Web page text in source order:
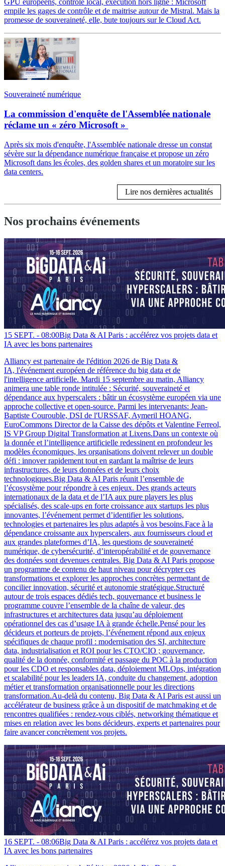
empile les gages de contrôle et de maitrise autour de Mistral. Mais la
promesse de souveraineté, elle, bute toujours sur le Cloud Act.
Souveraineté numérique
La commission d'enquête de l'Assemblée nationale
réclame un « zéro Microsoft »
Après six mois d'enquête, l'Assemblée nationale dresse un constat
sévère sur la dépendance numérique française et propose un zéro
Microsoft dans les écoles, des golden shares et un moratoire sur les
data centers.
Lire nos dernières actualités
Nos prochains événements
15 SEPT. - 08:00Big Data & AI Paris : accélérez vos projets data et
IA avec les bons partenaires
Alliancy est partenaire de l'édition 2026 de Big Data &
IA, l'événement européen de référence du big data et de
l'intelligence artificielle. Mardi 15 septembre au matin, Alliancy
animera une table ronde intitulée : Sécurité, souveraineté et
dépendance aux hyperscalers : bâtir un écosystème européen via une
approche collective et open-source. Parmi les intervenants: Jean-
Baptiste Courouble, DSI de l'URSSAF, Aymeril HOANG,
EuroCommons Director de la Caisse des dépôts et Valentine Ferreol,
IS VP Group Digital Transformation at Lixens.Dans un contexte où
la donnée et l’intelligence artificielle redessinent en profondeur les
modèles économiques, les organisations doivent relever un double
défi : innover rapidement tout en gardant la maîtrise de leurs
infrastructures, de leurs données et de leurs choix
technologiques.Big Data & AI Paris réunit l’ensemble de
l’écosystème pour répondre à ces enjeux. Des grands acteurs
internationaux de la data et de l’IA aux pure players les plus
spécialisés, des scale-ups en forte croissance aux startups les plus
innovantes, l’événement permet d’identifier les solutions,
technologies et partenaires les plus adaptés à vos besoins.Face à la
dépendance croissante aux hyperscalers, aux fournisseurs cloud et
aux grandes plateformes d’IA, les questions de souveraineté
numérique, de cybersécurité, d’interopérabilité et de gouvernance
des données sont devenues centrales. Big Data & AI Paris propose
un programme de contenu de haut niveau pour décrypter ces
transformations et explorer les approches concrètes permettant de
concilier innovation, sécurité et autonomie stratégique.Structuré
autour de trois espaces dédiés tech, gouvernance et business le
programme couvre l’ensemble de la chaîne de valeur, des
infrastructures et architectures data jusqu’au déploiement
opérationnel des cas d’usage IA à grande échelle.Pensé pour les
décideurs et porteurs de projets, l’événement répond aux enjeux
spécifiques de chaque profil : modernisation des SI, architecture
data, industrialisation et ROI pour les CTO/CIO ; gouvernance,
qualité de la donnée, conformité et passage du POC à la production
pour les CDO et responsables data, déploiement MLOps, intégration
et scalabilité pour les leaders IA, conduite du changement, adoption
métier et transformation organisationnelle pour les directions
transformation.Au-delà du contenu, Big Data & AI Paris est aussi un
accélérateur de business grâce à un dispositif de matchmaking et de
rencontres qualifiées : rendez-vous ciblés, networking thématique et
mises en relation avec les bons décideurs, experts et partenaires pour
faire avancer concrètement vos projets.
16 SEPT. - 08:06Big Data & AI Paris : accélérez vos projets data et
IA avec les bons partenaires